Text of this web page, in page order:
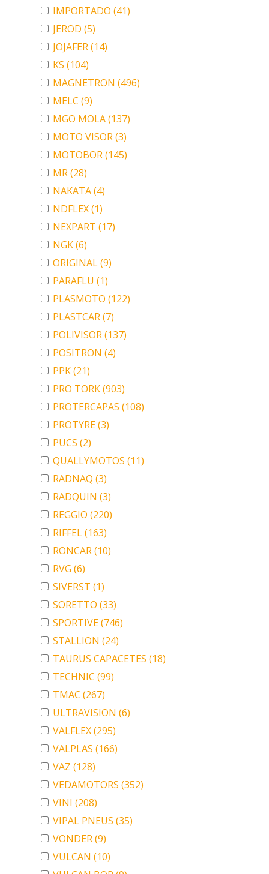
IMPORTADO (41)
JEROD (5)
JOJAFER(14)
KS (104)
MAGNETRON (496)
MELC (9)
MGO MOLA(137)
MOTO VISOR(3)
MOTOBOR(145)
MR(28)
NAKATA(4)
NDFLEX(1)
NEXPART (17)
NGK(6)
ORIGINAL(9)
PARAFLU (1)
PLASMOTO (122)
PLASTCAR(7)
POLIVISOR(137)
POSITRON (4)
PPK(21)
PRO TORK(903)
PROTERCAPAS (108)
PROTYRE(3)
PUCS (2)
QUALLYMOTOS (11)
RADNAQ (3)
RADQUIN (3)
REGGIO (220)
RIFFEL(163)
RONCAR(10)
RVG (6)
SIVERST (1)
SORETTO (33)
SPORTIVE(746)
STALLION (24)
TAURUS CAPACETES (18)
TECHNIC (99)
TMAC (267)
ULTRAVISION (6)
VALFLEX(295)
VALPLAS (166)
VAZ (128)
VEDAMOTORS (352)
VINI (208)
VIPAL PNEUS (35)
VONDER(9)
VULCAN (10)